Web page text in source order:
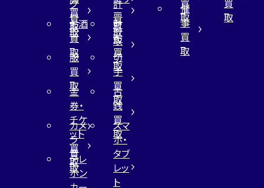
買
取
ー
買
取
グ
買
取
計
買
取
お酒
買
取
財
布
買
取
服
買
取
切
手
買
取
金
券・
チケ
ット
買
取
古
銭
買
取
カメ
ラ
買
取
スマ
ホ・
タブ
レッ
ト
テレ
ホン
取
取
催
事
買
取